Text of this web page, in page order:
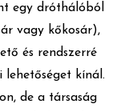
egy dróthálóból
vagy kőkosár),
és rendszerré
kínál.
de a társaság